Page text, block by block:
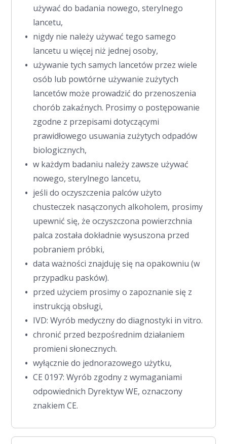
używać do badania nowego, sterylnego
lancetu,
nigdy nie należy używać tego samego
lancetu u więcej niż jednej osoby,
używanie tych samych lancetów przez wiele
osób lub powtórne używanie zużytych
lancetów może prowadzić do przenoszenia
chorób zakaźnych. Prosimy o postępowanie
zgodne z przepisami dotyczącymi
prawidłowego usuwania zużytych odpadów
biologicznych,
w każdym badaniu należy zawsze używać
nowego, sterylnego lancetu,
jeśli do oczyszczenia palców użyto
chusteczek nasączonych alkoholem, prosimy
upewnić się, że oczyszczona powierzchnia
palca została dokładnie wysuszona przed
pobraniem próbki,
data ważności znajduję się na opakowniu (w
przypadku pasków).
przed użyciem prosimy o zapoznanie się z
instrukcją obsługi,
IVD: Wyrób medyczny do diagnostyki in vitro.
chronić przed bezpośrednim działaniem
promieni słonecznych.
wyłącznie do jednorazowego użytku,
CE 0197: Wyrób zgodny z wymaganiami
odpowiednich Dyrektyw WE, oznaczony
znakiem CE.